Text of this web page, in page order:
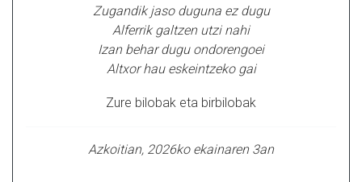
Zugandik jaso duguna ez dugu
Alferrik galtzen utzi nahi
Izan behar dugu ondorengoei
Altxor hau eskeintzeko gai
Zure bilobak eta birbilobak
Azkoitian, 2026ko ekainaren 3an